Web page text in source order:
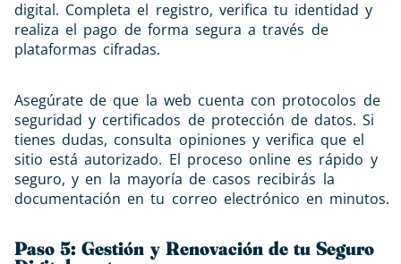
digital. Completa el registro, verifica tu identidad y
realiza el pago de forma segura a través de
plataformas cifradas.
Asegúrate de que la web cuenta con protocolos de
seguridad y certificados de protección de datos. Si
tienes dudas, consulta opiniones y verifica que el
sitio está autorizado. El proceso online es rápido y
seguro, y en la mayoría de casos recibirás la
documentación en tu correo electrónico en minutos.
Paso 5: Gestión y Renovación de tu Seguro